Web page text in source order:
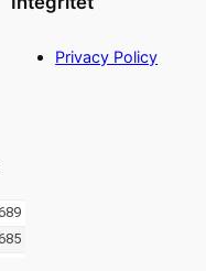
Privacy Policy